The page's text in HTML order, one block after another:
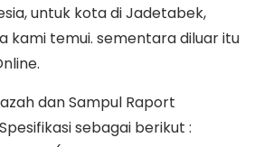
untuk kota di Jadetabek,
kami temui. sementara diluar itu
dan Sampul Raport
sebagai berikut :